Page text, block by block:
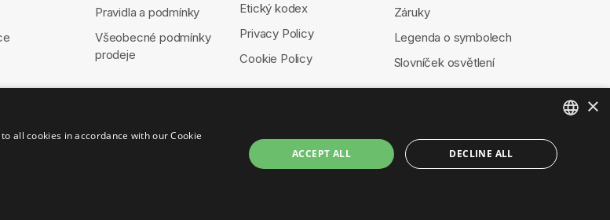
Pravidla a podmínky
Všeobecné podmínky
prodeje
Etický kodex
Privacy Policy
Cookie Policy
Záruky
Legenda o symbolech
Slovníček osvětlení
ENGLISH
×
all cookies in accordance with our Cookie
ACCEPT ALL DECLINE ALL